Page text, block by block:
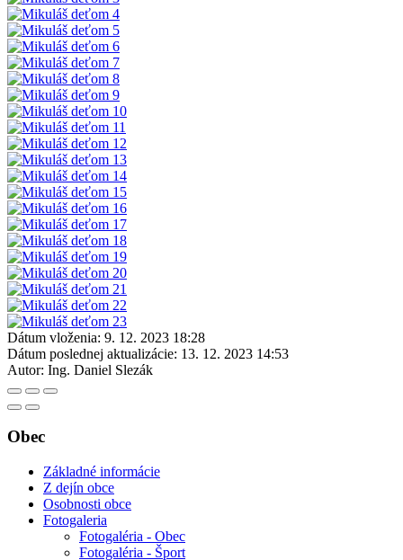
Dátum vloženia: 9. 12. 2023 18:28
Dátum poslednej aktualizácie: 13. 12. 2023 14:53
Autor: Ing. Daniel Slezák
Obec
Základné informácie
Z dejín obce
Osobnosti obce
Fotogaleria
Fotogaléria - Obec
Fotogaléria - Šport